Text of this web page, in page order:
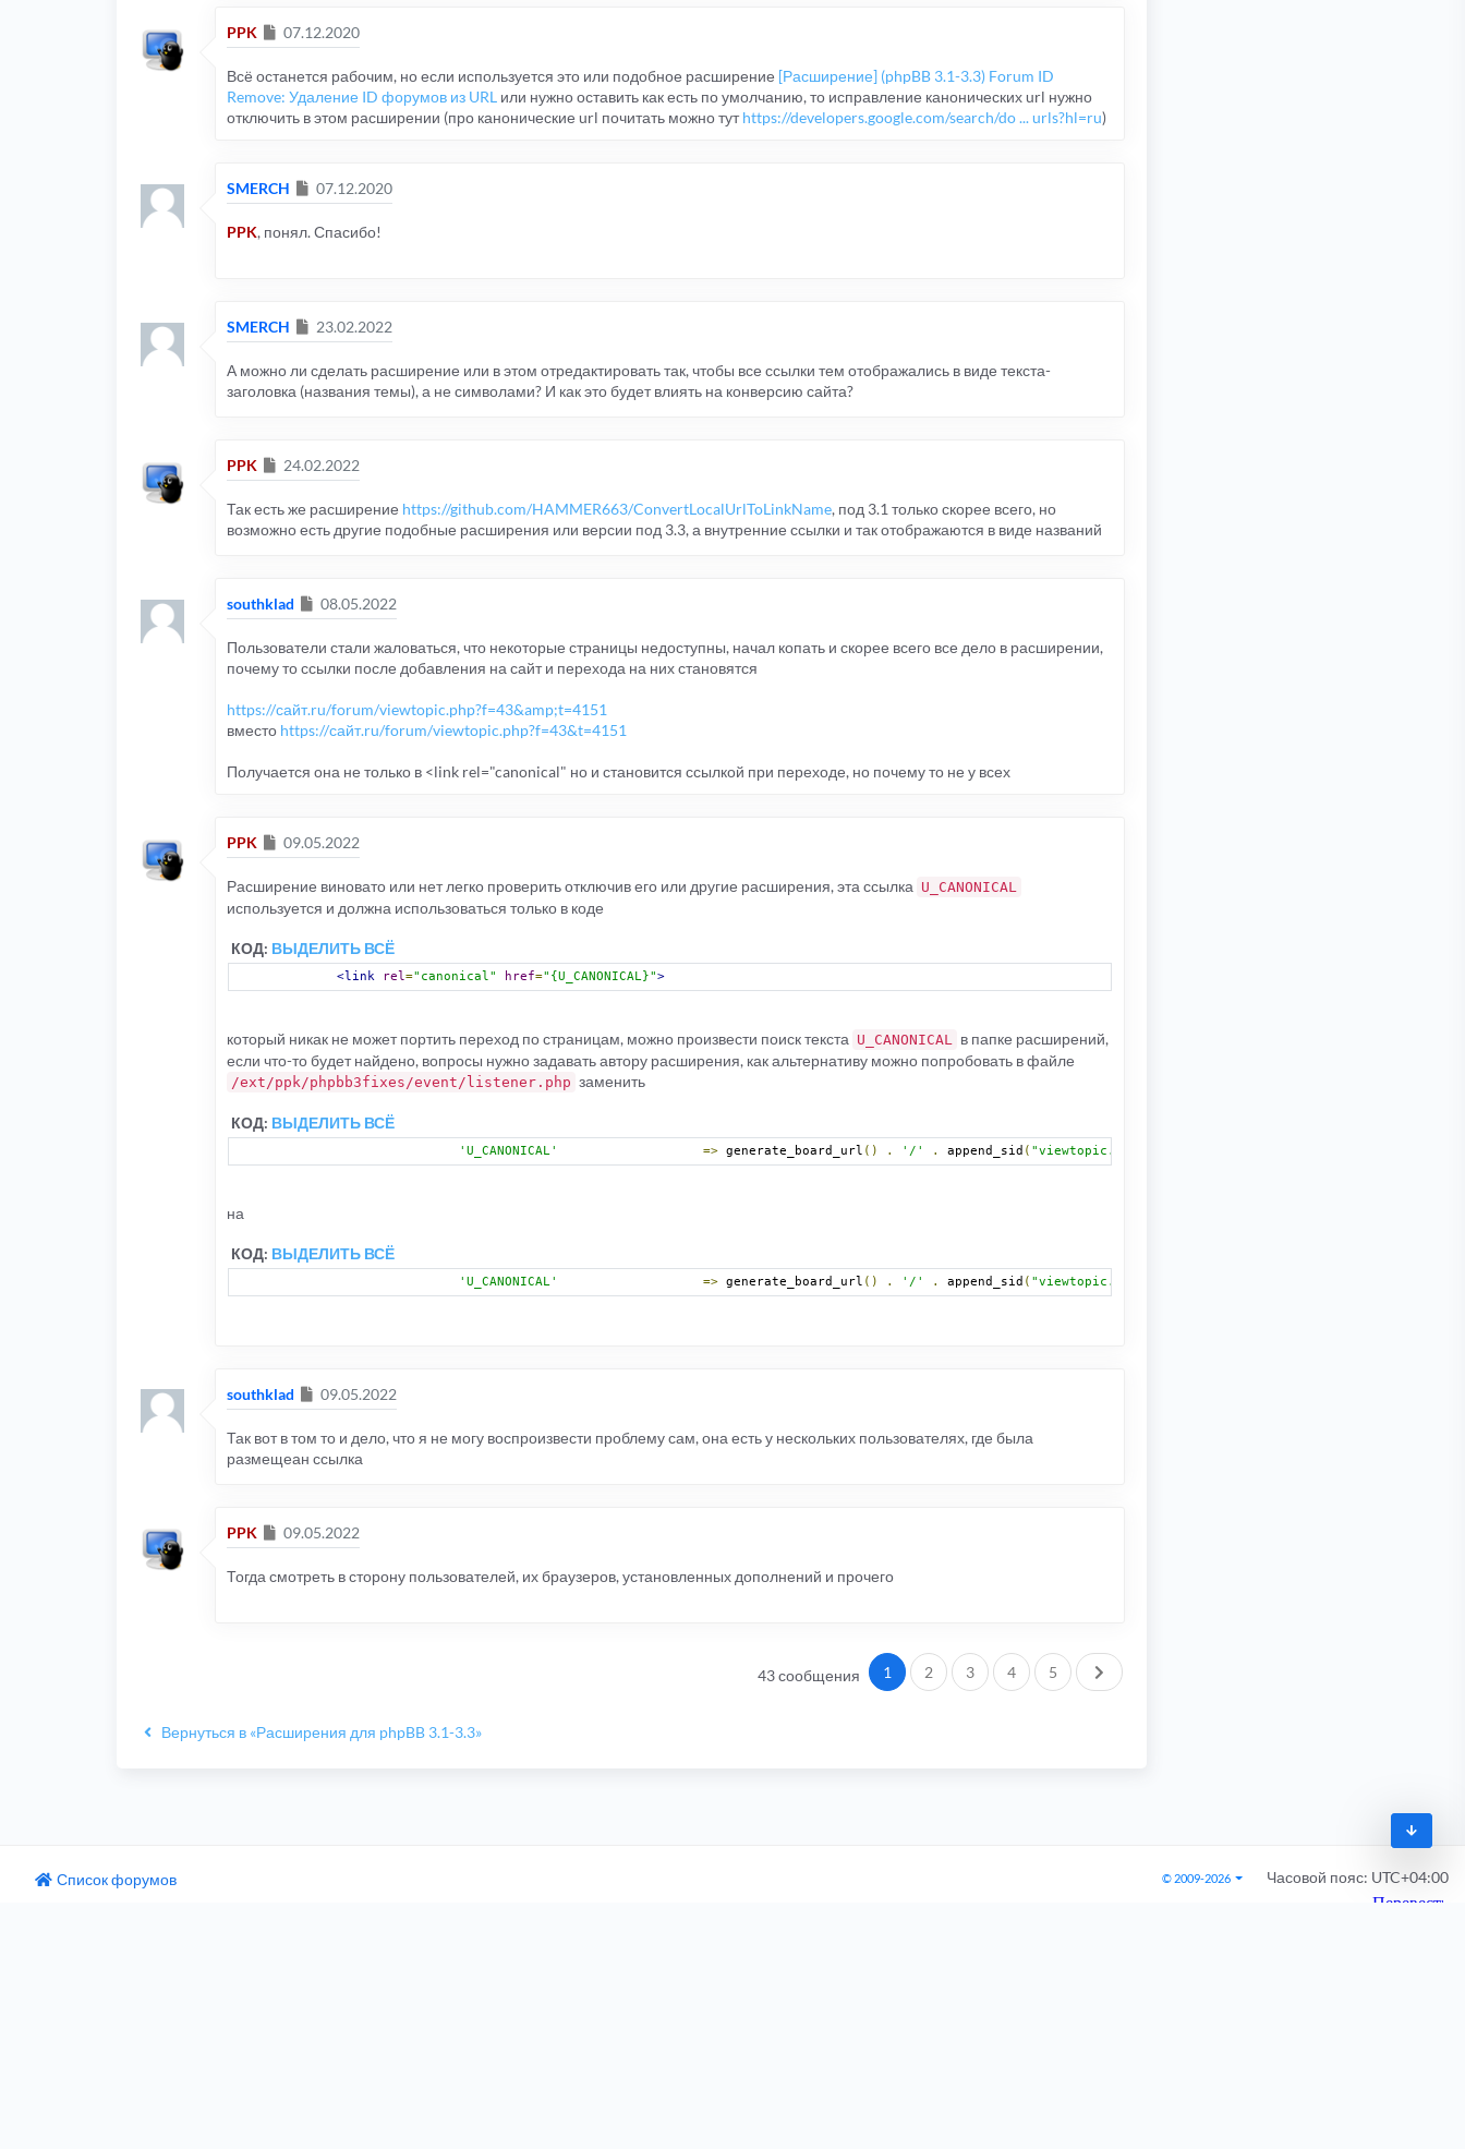
PPK Сообщение
07.12.2020
Всё останется рабочим, но если используется это или подобное расширение [Расширение] (phpBB 3.1-3.3) Forum ID
Remove: Удаление ID форумов из URL или нужно оставить как есть по умолчанию, то исправление канонических url нужно
отключить в этом расширении (про канонические url почитать можно тутhttps://developers.google.com/search/do ... urls?hl=ru)
SMERCH Сообщение
07.12.2020
PPK, понял. Спасибо!
SMERCH Сообщение
23.02.2022
А можно ли сделать расширение или в этом отредактировать так, чтобы все ссылки тем отображались в виде текста-
заголовка (названия темы), а не символами? И как это будет влиять на конверсию сайта?
PPK Сообщение
24.02.2022
Так есть же расширение https://github.com/HAMMER663/ConvertLocalUrlToLinkName, под 3.1 только скорее всего, но
возможно есть другие подобные расширения или версии под 3.3, а внутренние ссылки и так отображаются в виде названий
southklad Сообщение
08.05.2022
Пользователи стали жаловаться, что некоторые страницы недоступны, начал копать и скорее всего все дело в расширении,
почему то ссылки после добавления на сайт и перехода на них становятся
https://сайт.ru/forum/viewtopic.php?f=43&amp;t=4151
вместо https://сайт.ru/forum/viewtopic.php?f=43&t=4151
Получается она не только в <link rel="canonical" но и становится ссылкой при переходе, но почему то не у всех
PPK Сообщение
09.05.2022
Расширение виновато или нет легко проверить отключив его или другие расширения, эта ссылка U_CANONICAL
используется и должна использоваться только в коде
КОД: ВЫДЕЛИТЬ ВСЁ
<link rel="canonical" href="{U_CANONICAL}">
который никак не может портить переход по страницам, можно произвести поиск текста U_CANONICAL в папке расширений,
если что-то будет найдено, вопросы нужно задавать автору расширения, как альтернативу можно попробовать в файле
/ext/ppk/phpbb3fixes/event/listener.php заменить
КОД: ВЫДЕЛИТЬ ВСЁ
'U_CANONICAL' => generate_board_url () . '/' . append_sid ( "viewtopic.{$this->php_ext}"
на
КОД: ВЫДЕЛИТЬ ВСЁ
'U_CANONICAL' => generate_board_url () . '/' . append_sid ( "viewtopic.{$this->php_ext}"
southklad Сообщение
09.05.2022
Так вот в том то и дело, что я не могу воспроизвести проблему сам, она есть у нескольких пользователях, где была
размещеан ссылка
PPK Сообщение
09.05.2022
Тогда смотреть в сторону пользователей, их браузеров, установленных дополнений и прочего
43 сообщения 1 2 3 4 5 След.
Вернуться в «Расширения для phpBB 3.1-3.3»
Список форумов © 2009-2026 Часовой пояс: UTC+04:00